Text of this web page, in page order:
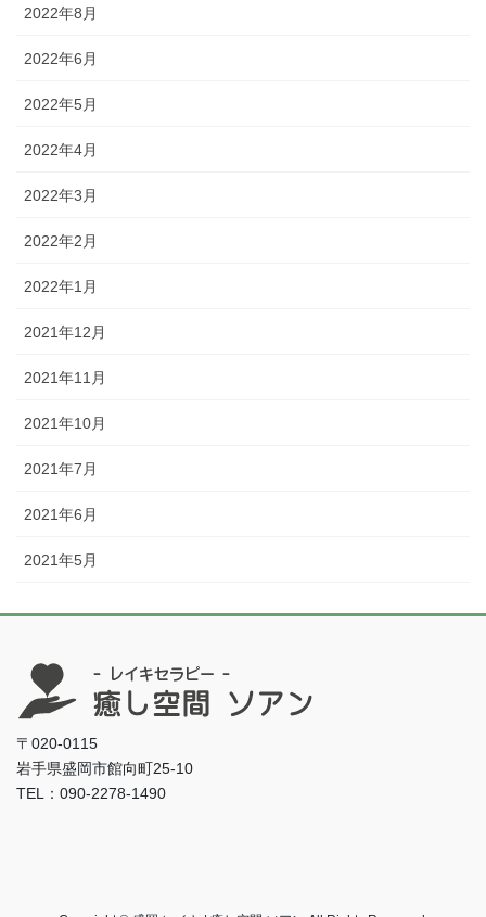
2022年8月
2022年6月
2022年5月
2022年4月
2022年3月
2022年2月
2022年1月
2021年12月
2021年11月
2021年10月
2021年7月
2021年6月
2021年5月
〒020-0115
岩手県盛岡市館向町25-10
TEL：090-2278-1490